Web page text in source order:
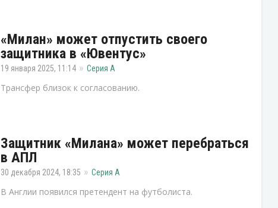
«Милан» может отпустить своего
защитника в «Ювентус»
19 января 2025, 11:14 Серия А
Трансфер близок к согласованию.
Защитник «Милана» может перебраться
в АПЛ
30 декабря 2024, 18:35 Серия А
В Англии появился претендент на футболиста.